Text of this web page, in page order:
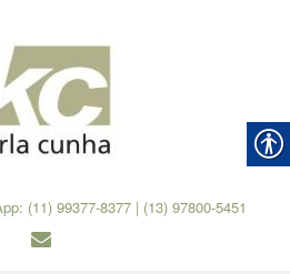
(11) 99377-8377 | (13) 97800-5451